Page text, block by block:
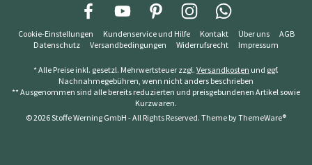
Cookie-Einstellungen Kundenservice und Hilfe Kontakt Über uns
AGB
Datenschutz
Versandbedingungen Widerrufsrecht Impressum
* Alle Preise inkl. gesetzl. Mehrwertsteuer zzgl. Versandkosten und ggf.
Nachnahmegebühren, wenn nicht anders beschrieben
** Ausgenommen sind alle bereits reduzierten und preisgebundenen Artikel sowie
Kurzwaren.
© 2026 Stoffe Werning GmbH - All Rights Reserved. Theme byThemeWare®